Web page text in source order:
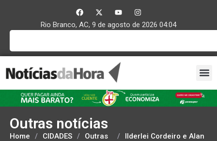
Rio Branco, AC, 9 de agosto de 2026 04:04
Outras notícias
Home / CIDADES /
Outras
/
Ilderlei Cordeiro e Alan